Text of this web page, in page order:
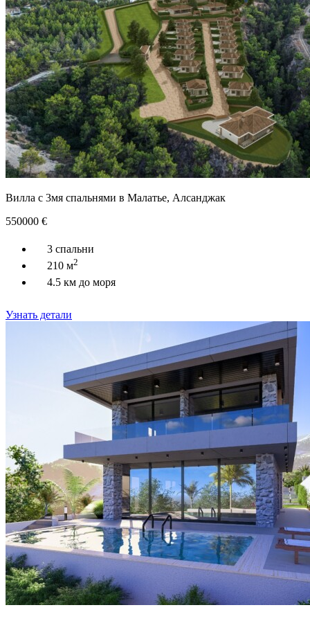
Вилла с 3мя спальнями в Малатье, Алсанджак
550000 €
3 спальни
210 м2
4.5 км до моря
Узнать детали